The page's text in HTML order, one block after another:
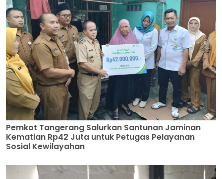
Pemkot Tangerang Salurkan Santunan Jaminan
Kematian Rp42 Juta untuk Petugas Pelayanan
Sosial Kewilayahan